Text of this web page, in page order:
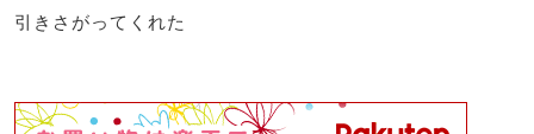
引きさがってくれた